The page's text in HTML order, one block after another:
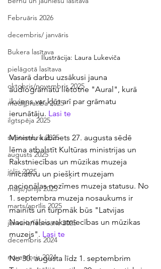
Februāris 2026
decembris/ janvāris
Bukera lasītava
pielāgotā lasītava
oktobris/novembris 2025
medijpratība 2025
ilgtspēja 2025
septembris 2025
augusts 2025
jūlijs 2025
maijs/jūnijs 2025
marts/aprīlis 2025
janvāris/februāris 2025
decembris 2024
novembris 2024
Ilustrācija: Laura Lukeviča
Vasarā darbu uzsākusi jauna
audiogrāmatu lietotne "Aural", kurā
ikviens var kļūt arī par grāmatu
ierunātāju. Lasi te
Ministru kabinets 27. augusta sēdē
lēma atbalstīt Kultūras ministrijas un
Rakstniecības un mūzikas muzeja
iniciatīvu un piešķirt muzejam
nacionālas nozīmes muzeja statusu. No
1. septembra muzeja nosaukums ir
mainīts un turpmāk būs "Latvijas
Nacionālais rakstniecības un mūzikas
muzejs". Lasi te
No 30. augusta līdz 1. septembrim